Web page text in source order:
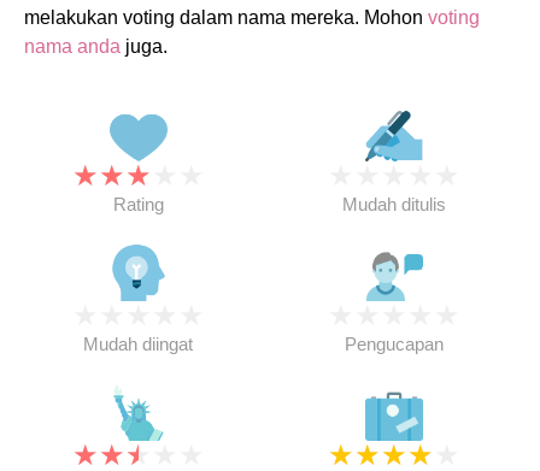
melakukan voting dalam nama mereka. Mohon voting
nama anda juga.
★★★
Rating Mudah ditulis
Mudah diingat Pengucapan
★★★ ★★★★